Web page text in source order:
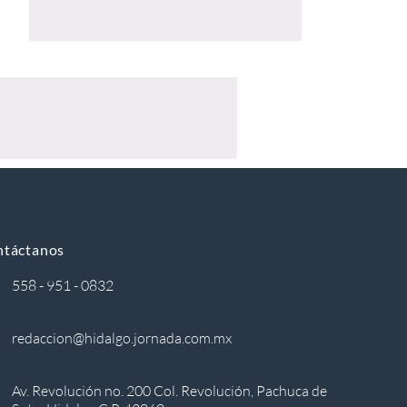
558 - 951 - 0832
redaccion@hidalgo.jornada.com.mx
Av. Revolución no. 200 Col. Revolución, Pachuca de